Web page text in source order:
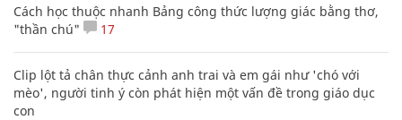
Cách học thuộc nhanh Bảng công thức lượng giác bằng thơ,
"thần chú"
17
Clip lột tả chân thực cảnh anh trai và em gái như 'chó với
mèo', người tinh ý còn phát hiện một vấn đề trong giáo dục
con